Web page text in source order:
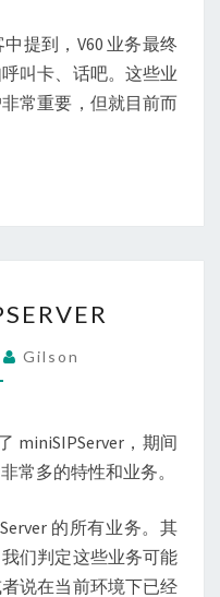
提到，V60 业务最终
叫卡、话吧。这些业
常重要，但就目前而
Gilson
miniSIPServer，期间
常多的特性和业务。
的所有业务。其
们判定这些业务可能
说在当前环境下已经